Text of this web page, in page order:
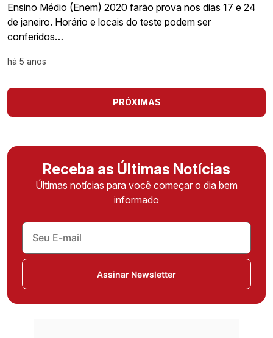
Ensino Médio (Enem) 2020 farão prova nos dias 17 e 24
de janeiro. Horário e locais do teste podem ser
conferidos…
há 5 anos
PRÓXIMAS
Receba as Últimas Notícias
Últimas notícias para você começar o dia bem
informado
Assinar Newsletter